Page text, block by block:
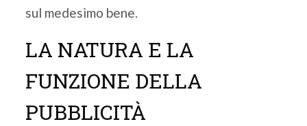
sul medesimo bene.
LA NATURA E LA
FUNZIONE DELLA
PUBBLICITÀ